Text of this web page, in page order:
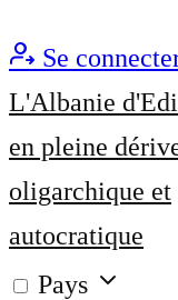
Se
L'Albanie
en pleine
oligarchique et
autocratique
Pays